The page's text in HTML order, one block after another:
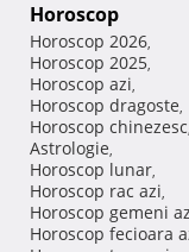
Horoscop
Horoscop 2026,
Horoscop 2025,
Horoscop azi,
Horoscop dragoste,
Horoscop chinezesc,
Astrologie,
Horoscop lunar,
Horoscop rac azi,
Horoscop gemeni
Horoscop fecioara